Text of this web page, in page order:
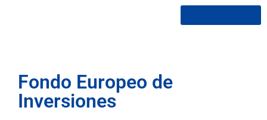
Fondo Europeo de
Inversiones